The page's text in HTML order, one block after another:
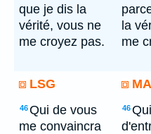
que je dis la
vérité, vous ne
me croyez pas.
la
me
LSG
46Qui de vous
me convaincra
46